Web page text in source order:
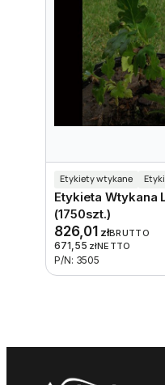
Etykiety wtykane
Etykieta Wtykana
(1750szt.)
826,01 złBRUTTO
671,55 złNETTO
P/N: 3505